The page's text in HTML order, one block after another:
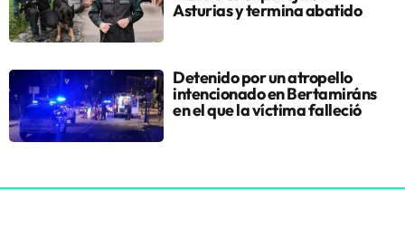
Asturias y termina abatido
Detenido por un atropello
intencionado en Bertamiráns
en el que la víctima falleció